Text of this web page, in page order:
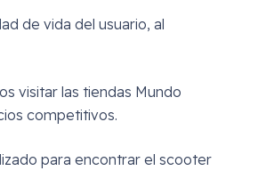
de vida del usuario, al
visitar las tiendas Mundo
competitivos.
para encontrar el scooter